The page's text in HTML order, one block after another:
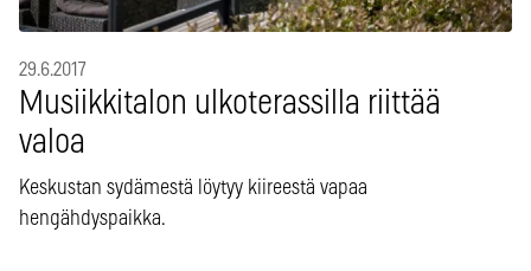
29.6.2017
Musiikkitalon ulkoterassilla riittää
valoa
Keskustan sydämestä löytyy kiireestä vapaa
hengähdyspaikka.